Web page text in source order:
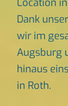
Location
Dank
wir im
Augsburg
hinaus
in Roth.